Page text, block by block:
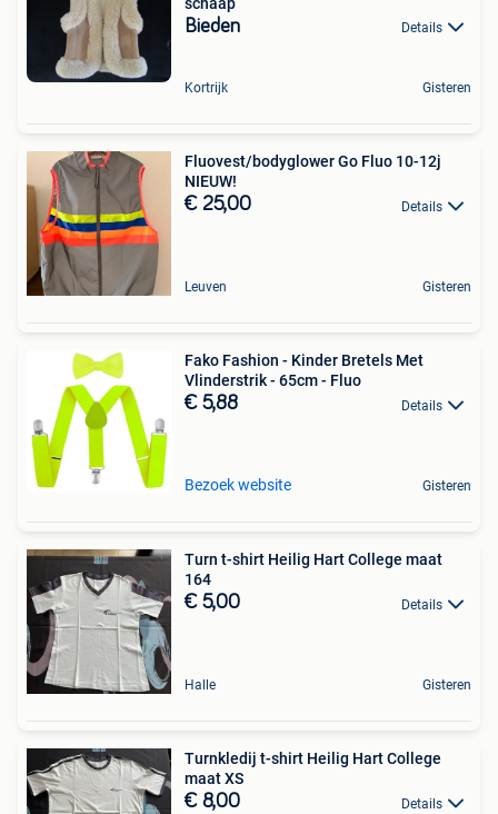
Bieden Details
Kortrijk Gisteren
Fluovest/bodyglower Go Fluo 10-12j
NIEUW!
€ 25,00 Details
Leuven Gisteren
Fako Fashion - Kinder Bretels Met
Vlinderstrik - 65cm - Fluo
€ 5,88 Details
Bezoek website Gisteren
Turn t-shirt Heilig Hart College maat
164
€ 5,00 Details
Halle Gisteren
Turnkledij t-shirt Heilig Hart College
maat XS
€ 8,00 Details